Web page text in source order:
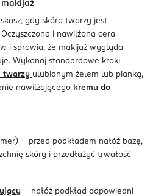
gdy skóra twarzy jest
i nawilżona cera
i sprawia, że makijaż wygląda
Wykonaj standardowe kroki
twarzy ulubionym żelem lub pianką,
nawilżającego kremu do
- przed podkładem nałóż bazę,
skóry i przedłużyć trwałość
- nałóż podkład odpowiedni